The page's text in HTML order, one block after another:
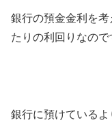
銀行の預金金利を
たりの利回りなので
銀行に預けているよ